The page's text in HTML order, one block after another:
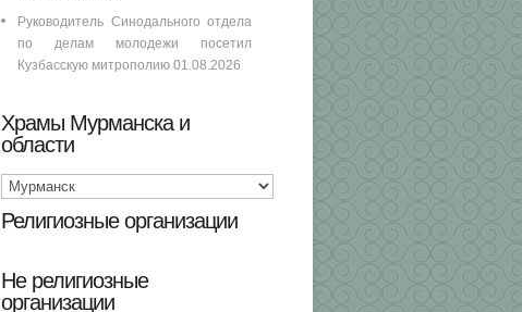
Руководитель Синодального отдела
по делам молодежи посетил
Кузбасскую митрополию 01.08.2026
Храмы Мурманска и
области
Религиозные организации
Не религиозные
организации